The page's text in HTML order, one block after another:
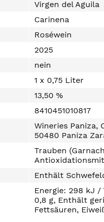
Virgen del Aguila
Carinena
Roséwein
2025
nein
1 x 0,75 Liter
13,50 %
8410451010817
Wineries Paniza,
50480 Paniza
Trauben
Enthält
Energie: 298 kJ /
0,8 g, Enthält
Fettsäuren,